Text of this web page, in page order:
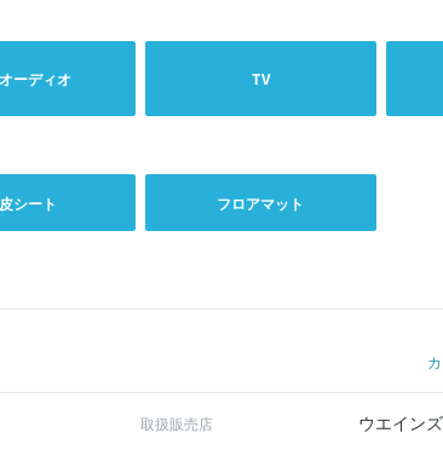
ーディオ TV
シート フロアマット
取扱販売店 ウエイン